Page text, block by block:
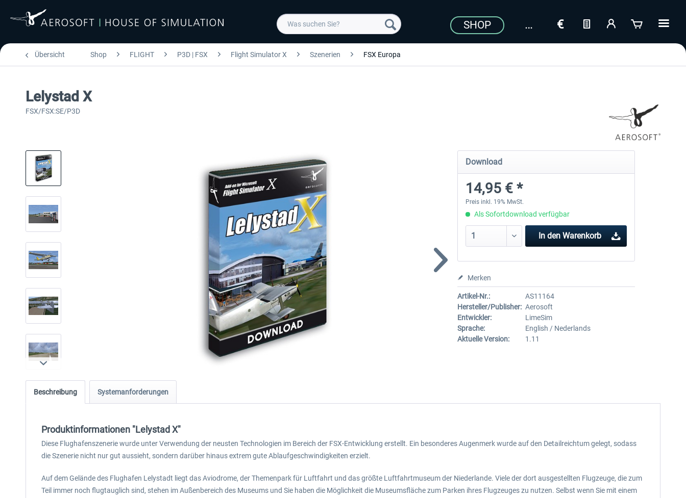
SHOP
Übersicht Shop FLIGHT P3D | FSX Flight Simulator X Szenerien FSX Europa
Lelystad X
FSX/FSX:SE/P3D
Download
14,95 € *
Preis inkl. 19% MwSt.
Als Sofortdownload verfügbar
In den Warenkorb
Merken
Artikel-Nr.:
AS11164
Hersteller/Publisher: Aerosoft
Entwickler:
LimeSim
Sprache:
English / Nederlands
Aktuelle Version:
1.11
Beschreibung Systemanforderungen
Produktinformationen "Lelystad X"
Diese Flughafenszenerie wurde unter Verwendung der neusten Technologien im Bereich der FSX-Entwicklung erstellt. Ein besonderes Augenmerk wurde auf den Detailreichtum gelegt, sodass
die Szenerie nicht nur gut aussieht, sondern darüber hinaus extrem gute Ablaufgeschwindigkeiten erzielt.
Auf dem Gelände des Flughafen Lelystadt liegt das Aviodrome, der Themenpark für Luftfahrt und das größte Luftfahrtmuseum der Niederlande. Viele der dort ausgestellten Flugzeuge, die zum
Teil immer noch flugtauglich sind, stehen im Außenbereich des Museums und Sie haben die Möglichkeit die Museumsfläche zum Parken ihres Flugzeuges zu nutzen. Selbst wenn Sie mit einem